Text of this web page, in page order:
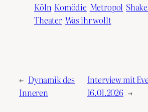
Köln Komödie Metropol
Theater Was ihr wollt
← Dynamik des
Inneren
Interview mit
16.01.2026 →